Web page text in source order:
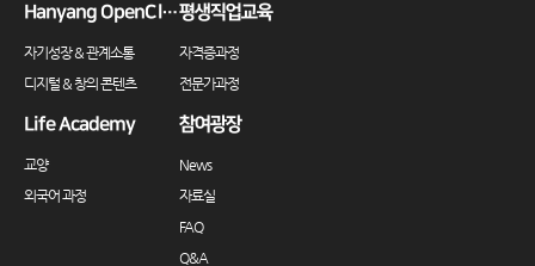
Hanyang OpenClass
자기성장 & 관계소통
디지털 & 창의 콘텐츠
평생직업교육
자격증과정
전문가과정
Life Academy
교양
외국어 과정
참여광장
News
자료실
FAQ
Q&A